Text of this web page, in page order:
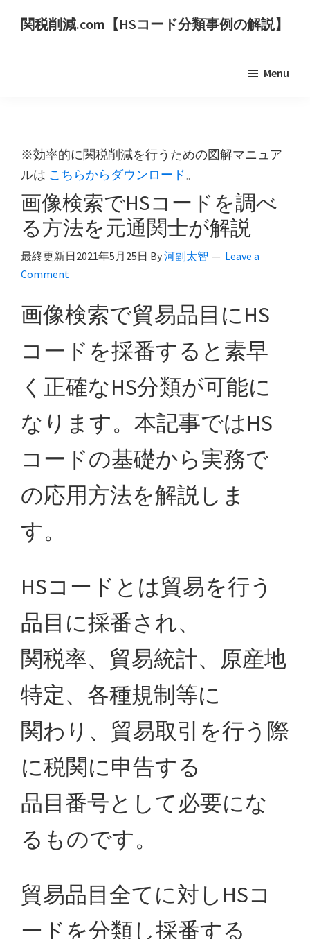
関税削減.com【HSコード分類事例の解説】
ド
分
類
事
例
を
用
い
た
関
税
削
手
を
介
し
ま
Menu
※効率的に関税削減を行うための図解マニュア
ルは こちらからダウンロード。
画像検索でHSコードを調べ
る方法を元通関士が解説
最終更新日2021年5月25日 By河副太智
Leave a
Comment
画像検索で貿易品目にHS
コードを採番すると素早
く正確なHS分類が可能に
なります。本記事ではHS
コードの基礎から実務で
の応用方法を解説しま
す。
HSコードとは貿易を行う
品目に採番され、
関税率、貿易統計、原産地
特定、各種規制等に
関わり、貿易取引を行う際
に税関に申告する
品目番号として必要にな
るものです。
貿易品目全てに対しHSコ
ードを分類し採番する